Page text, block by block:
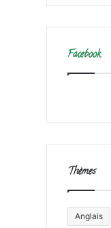
Facebook
Thèmes
Anglais